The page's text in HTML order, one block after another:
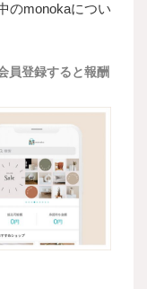
のmonokaについ
員登録すると報酬